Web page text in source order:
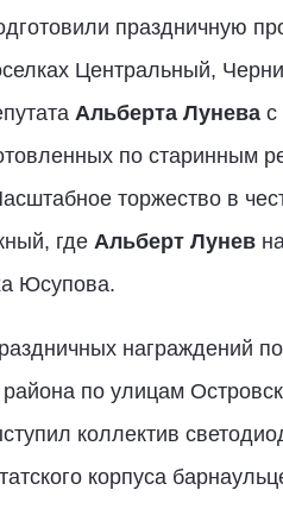
праздничную
Центральный,
Альберта Луневас
по старинным
торжество в
где Альберт Лунев
Юсупова.
награждений
района по улицам
коллектив
корпуса